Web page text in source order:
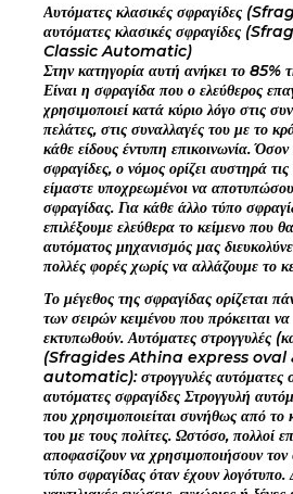
Αυτόματες κλασικές σφραγίδες
αυτόματες κλασικές σφραγίδες
Classic Automatic)
Στην κατηγορία αυτή ανήκει το 85%
Είναι η σφραγίδα που ο ελεύθερος
χρησιμοποιεί κατά κύριο λόγο στις
πελάτες, στις συναλλαγές του με το
κάθε είδους έντυπη επικοινωνία.
σφραγίδες, ο νόμος ορίζει αυστηρά
είμαστε υποχρεωμένοι να
σφραγίδας. Για κάθε άλλο τύπο
επιλέξουμε ελεύθερα το κείμενο που
αυτόματος μηχανισμός μας
πολλές φορές χωρίς να αλλάζουμε το
Το μέγεθος της σφραγίδας ορίζεται
των σειρών κειμένου που πρόκειται να
εκτυπωθούν. Αυτόματες στρογγυλές
(Sfragides Athina express oval
automatic): στρογγυλές αυτόματες
αυτόματες σφραγίδες Στρογγυλή
που χρησιμοποιείται συνήθως από το
του με τους πολίτες. Ωστόσο, πολλοί
αποφασίζουν να χρησιμοποιήσουν τον
τύπο σφραγίδας όταν έχουν